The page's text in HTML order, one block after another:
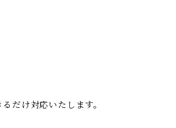
だけ対応いたします。